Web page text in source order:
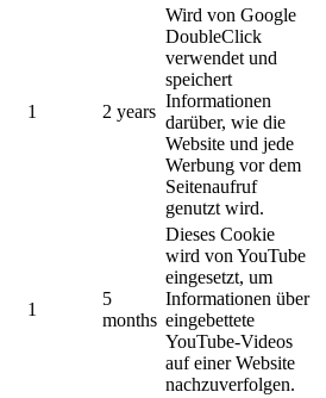
1 2 years
Wird von Google
DoubleClick
verwendet und
speichert
Informationen
darüber, wie die
Website und jede
Werbung vor dem
Seitenaufruf
genutzt wird.
1
5
months
Dieses Cookie
wird von YouTube
eingesetzt, um
Informationen über
eingebettete
YouTube-Videos
auf einer Website
nachzuverfolgen.